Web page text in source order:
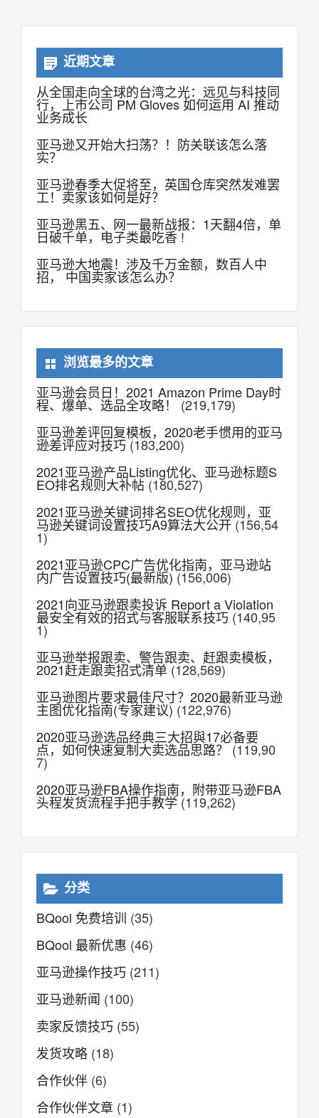
近期文章
从全国走向全球的台湾之光：远见与科技同
行，上市公司 PM Gloves 如何运用 AI 推动
业务成长
亚马逊又开始大扫荡？！防关联该怎么落
实？
亚马逊春季大促将至，英国仓库突然发难罢
工！卖家该如何是好？
亚马逊黑五、网一最新战报：1天翻4倍，单
日破千单，电子类最吃香 !
亚马逊大地震！涉及千万金额，数百人中
招， 中国卖家该怎么办？
浏览最多的文章
亚马逊会员日！2021 Amazon Prime Day时
程、爆单、选品全攻略！
(219,179)
亚马逊差评回复模板，2020老手惯用的亚马
逊差评应对技巧(183,200)
2021亚马逊产品Listing优化、亚马逊标题S
EO排名规则大补帖 (180,527)
2021亚马逊关键词排名SEO优化规则，亚
马逊关键词设置技巧A9算法大公开(156,54
1)
2021亚马逊CPC广告优化指南，亚马逊站
内广告设置技巧(最新版)(156,006)
2021向亚马逊跟卖投诉 Report a Violation
最安全有效的招式与客服联系技巧 (140,95
1)
亚马逊举报跟卖、警告跟卖、赶跟卖模板，
2021赶走跟卖招式清单(128,569)
亚马逊图片要求最佳尺寸？2020最新亚马逊
主图优化指南(专家建议) (122,976)
2020亚马逊选品经典三大招與17必备要
点，如何快速复制大卖选品思路？ (119,90
7)
2020亚马逊FBA操作指南，附带亚马逊FBA
头程发货流程手把手教学(119,262)
分类
BQool 免费培训 (35)
BQool 最新优惠 (46)
亚马逊操作技巧 (211)
亚马逊新闻 (100)
卖家反馈技巧 (55)
发货攻略 (18)
合作伙伴 (6)
合作伙伴文章 (1)